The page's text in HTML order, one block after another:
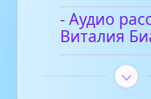
- Аудио
Виталия